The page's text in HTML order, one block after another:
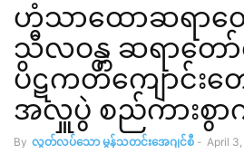
ဟံသာထောဆရာတေ
သီလဝန္တ ဆရာတော်
ပိဋကတ်ကျောင်းတ
အလှူပွဲ စည်ကားစွာက
By လွတ်လပ်သော မွန်သတင်းအေဂျင်စီ - April